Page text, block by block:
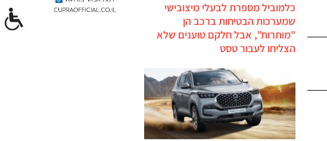
כלמוביל מספרת לבעלי מיצובישי
שמערכות הבטיחות ברכב הן
"מותרות", אבל חלקם טוענים שלא
הצליחו לעבור טסט